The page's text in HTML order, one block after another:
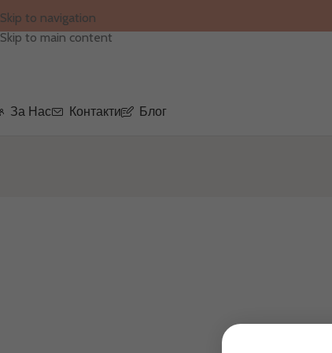
Skip to navigation
Skip to main content
За Нас Контакти Блог